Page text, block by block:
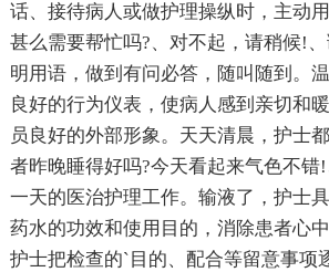
话、接待病人或做护理操纵时，主动
甚么需要帮忙吗?、对不起，请稍候!
明用语，做到有问必答，随叫随到。
良好的行为仪表，使病人感到亲切和
员良好的外部形象。天天清晨，护士
者昨晚睡得好吗?今天看起来气色不错
一天的医治护理工作。输液了，护士
药水的功效和使用目的，消除患者心
护士把检查的`目的、配合等留意事项